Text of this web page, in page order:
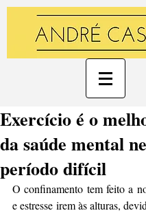
Exercício é o
da saúde mental
período difícil
O confinamento tem feito a
e estresse irem às alturas,